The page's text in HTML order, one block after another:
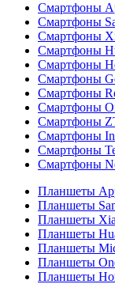
Смартфоны
Смартфоны
Смартфоны
Смартфоны
Смартфоны
Смартфоны
Смартфоны
Смартфоны
Смартфоны
Смартфоны
Смартфоны
Смартфоны
Планшеты
Планшеты
Планшеты
Планшеты
Планшеты
Планшеты
Планшеты